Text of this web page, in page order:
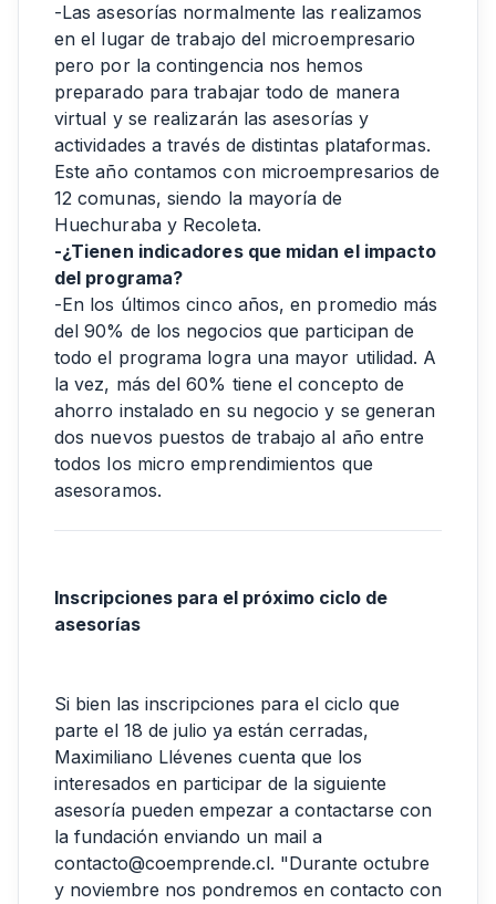
-Las asesorías normalmente las realizamos
en el lugar de trabajo del microempresario
pero por la contingencia nos hemos
preparado para trabajar todo de manera
virtual y se realizarán las asesorías y
actividades a través de distintas plataformas.
Este año contamos con microempresarios de
12 comunas, siendo la mayoría de
Huechuraba y Recoleta.
-¿Tienen indicadores que midan el impacto
del programa?
-En los últimos cinco años, en promedio más
del 90% de los negocios que participan de
todo el programa logra una mayor utilidad. A
la vez, más del 60% tiene el concepto de
ahorro instalado en su negocio y se generan
dos nuevos puestos de trabajo al año entre
todos los micro emprendimientos que
asesoramos.
Inscripciones para el próximo ciclo de
asesorías
Si bien las inscripciones para el ciclo que
parte el 18 de julio ya están cerradas,
Maximiliano Llévenes cuenta que los
interesados en participar de la siguiente
asesoría pueden empezar a contactarse con
la fundación enviando un mail a
contacto@coemprende.cl. "Durante octubre
y noviembre nos pondremos en contacto con